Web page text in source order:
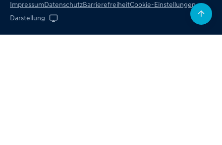
ImpressumDatenschutzBarrierefreiheitCookie-Einstellungen
Darstellung